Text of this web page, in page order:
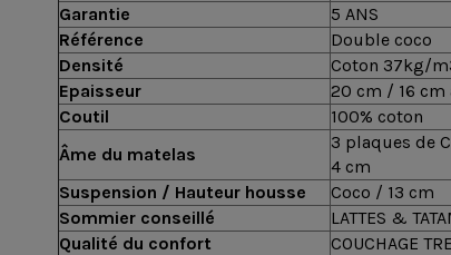
Garantie
5 ANS
Référence
Double coco
Densité
Coton 37kg/
Epaisseur
20 cm / 16 cm
Coutil
100% coton
Âme du matelas
3 plaques de
4 cm
Suspension / Hauteur housse
Coco / 13 cm
Sommier conseillé
LATTES &
Qualité du confort
COUCHAGE